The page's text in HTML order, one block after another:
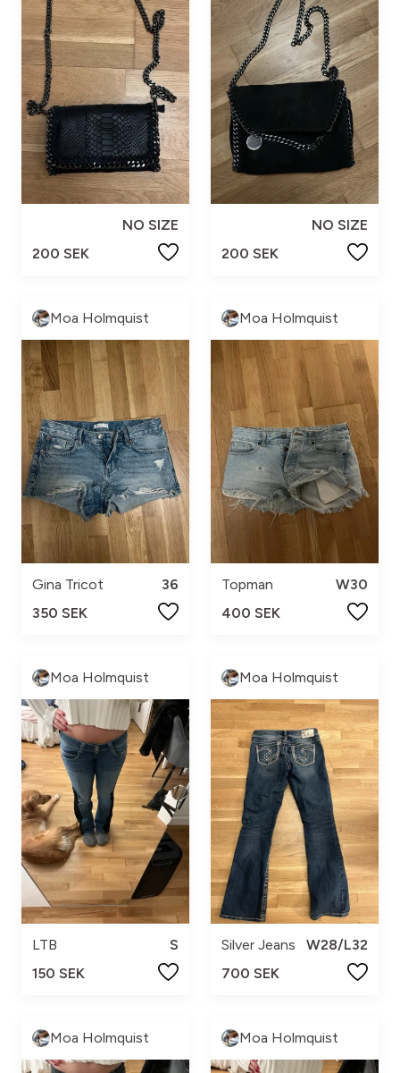
NO SIZE
200 SEK
NO SIZE
200 SEK
Moa Holmquist
Gina Tricot
36
350 SEK
Moa Holmquist
Topman
W30
400 SEK
Moa Holmquist
LTB
S
150 SEK
Moa Holmquist
Silver Jeans
W28/L32
700 SEK
Moa Holmquist Moa Holmquist